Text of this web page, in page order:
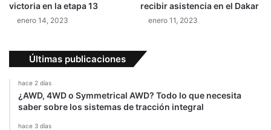
e
a
victoria en la etapa 13
enero 14, 2023
recibir asistencia en el Dakar
enero 11, 2023
Últimas publicaciones
hace 2 días
¿AWD, 4WD o Symmetrical AWD? Todo lo que necesita
saber sobre los sistemas de tracción integral
hace 3 días